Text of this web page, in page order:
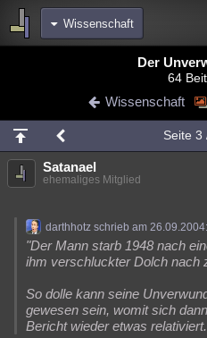
Wissenschaft
Chat Wiki Neuigkeiten
meine Rubriken
Menschen
Natur Umfragen
weitere Rubriken
Philosophie Träume Orte
Astronomie Helpdesk
Der
64
Wissenschaft
Seite 3
Satanael
ehemaliges Mitglied
darthhotz schrieb am 26.09.2004:
"Der Mann starb 1948 nach
ihm verschluckter Dolch nach
So dolle kann seine
gewesen sein, womit sich
Bericht wieder etwas relativiert.